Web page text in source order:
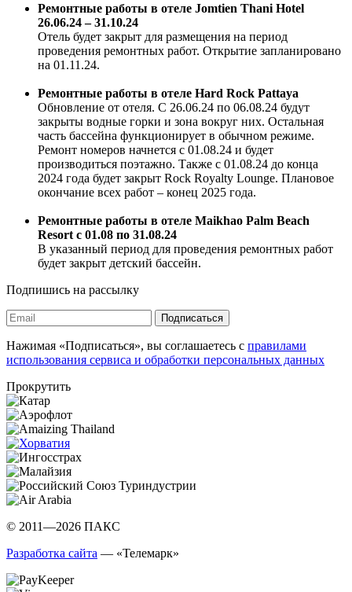
Ремонтные работы в отеле Jomtien Thani Hotel
26.06.24 – 31.10.24
Отель будет закрыт для размещения на период
проведения ремонтных работ. Открытие запланировано
на 01.11.24.
Ремонтные работы в отеле Hard Rock Pattaya
Обновление от отеля. С 26.06.24 по 06.08.24 будут
закрыты водные горки и зона вокруг них. Остальная
часть бассейна функционирует в обычном режиме.
Ремонт номеров начнется с 01.08.24 и будет
производиться поэтажно. Также с 01.08.24 до конца
2024 года будет закрыт Rock Royalty Lounge. Плановое
окончание всех работ – конец 2025 года.
Ремонтные работы в отеле Maikhao Palm Beach
Resort с 01.08 по 31.08.24
В указанный период для проведения ремонтных работ
будет закрыт детский бассейн.
Подпишись на рассылку
Подписаться
Нажимая «Подписаться», вы соглашаетесь с правилами
использования сервиса и обработки персональных данных
Прокрутить
© 2011—2026 ПАКС
Разработка сайта — «Телемарк»